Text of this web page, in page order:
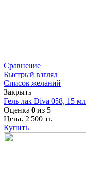
Сравнение
Быстрый взгляд
Список желаний
Закрыть
Гель лак Diva 058, 15 мл
Оценка 0 из 5
Цена: 2 500 тг.
Купить